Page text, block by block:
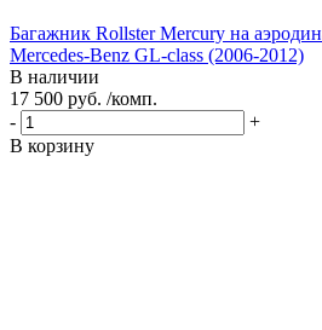
Багажник Rollster Mercury на
Mercedes-Benz GL-class (2006-2012)
В наличии
17 500 руб. /комп.
-
+
В корзину